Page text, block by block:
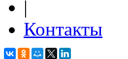
|
Контакты